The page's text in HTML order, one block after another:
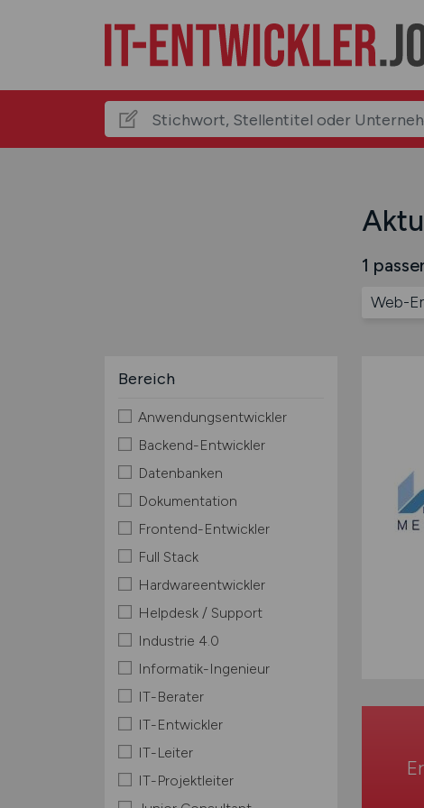
1
Web-
Bereich
Anwendungsentwickler
Backend-Entwickler
Datenbanken
Dokumentation
Frontend-Entwickler
Full Stack
Hardwareentwickler
Helpdesk / Support
Industrie 4.0
Informatik-Ingenieur
IT-Berater
IT-Entwickler
IT-Leiter
IT-Projektleiter